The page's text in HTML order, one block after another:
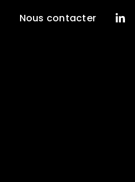
Nous contacter